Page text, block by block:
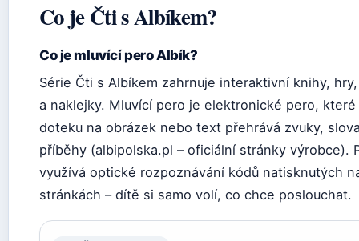
Co je Čti s Albíkem?
Co je mluvící pero Albík?
Série Čti s Albíkem zahrnuje interaktivní knihy,
a naklejky. Mluvící pero je elektronické pero, které
doteku na obrázek nebo text přehrává zvuky,
příběhy (albipolska.pl – oficiální stránky výrobce).
využívá optické rozpoznávání kódů natisknutých
stránkách – dítě si samo volí, co chce poslouchat.